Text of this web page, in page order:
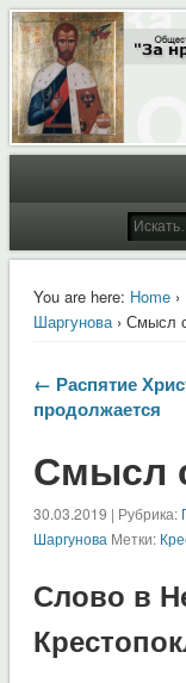
Moral.Ru
Общественный Комитет
You are here: Home›
Шаргунова› Смысл
← Распятие
продолжается
Смысл
30.03.2019 | Рубрика:
Шаргунова Метки:
Слово в